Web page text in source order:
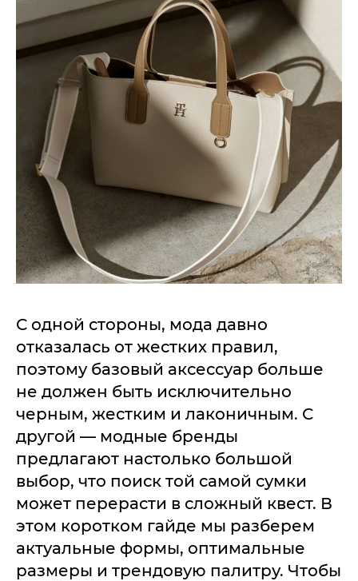
С одной стороны, мода давно
отказалась от жестких правил,
поэтому базовый аксессуар больше
не должен быть исключительно
черным, жестким и лаконичным. С
другой — модные бренды
предлагают настолько большой
выбор, что поиск той самой сумки
может перерасти в сложный квест. В
этом коротком гайде мы разберем
актуальные формы, оптимальные
размеры и трендовую палитру. Чтобы